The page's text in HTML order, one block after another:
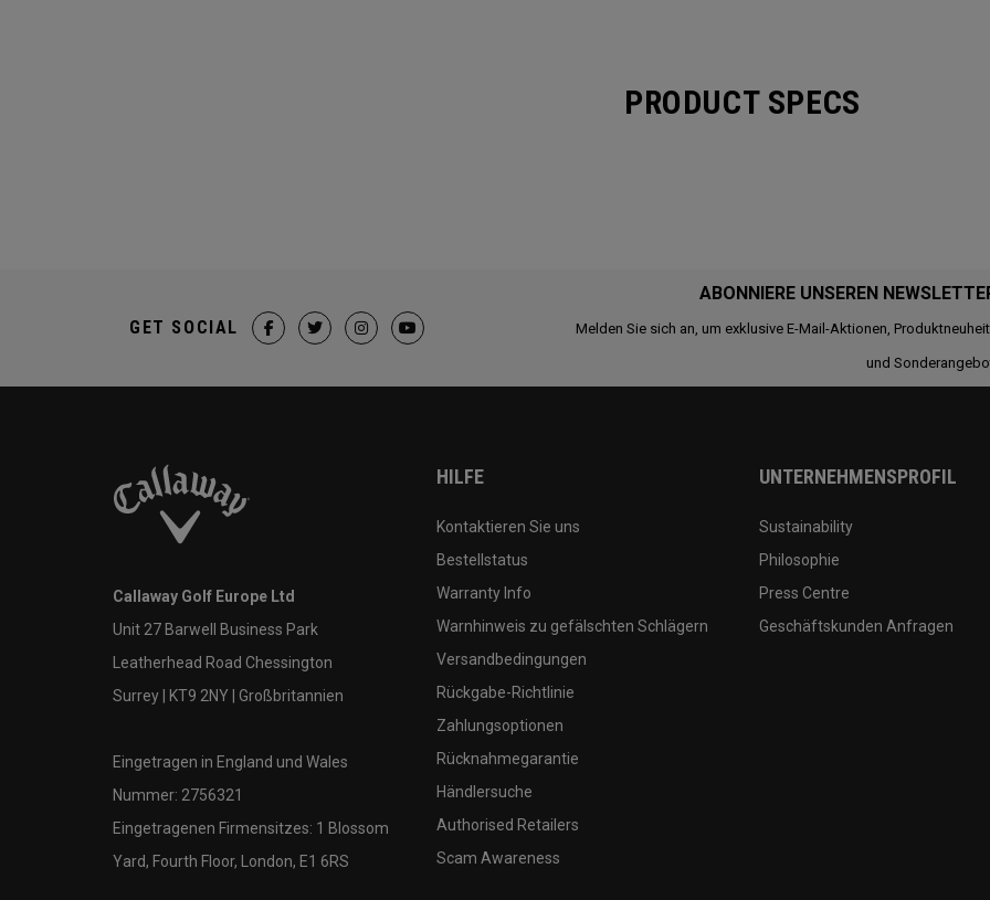
PRODUCT SPECS
ABONNIERE UNSEREN
Melden Sie sich an, um exklusive E-Mail-Aktionen,
und
GET SOCIAL
Callaway Golf Europe Ltd
Unit 27 Barwell Business Park
Leatherhead Road Chessington
Surrey | KT9 2NY | Großbritannien
Eingetragen in England und Wales
Nummer: 2756321
Eingetragenen Firmensitzes: 1 Blossom
Yard, Fourth Floor, London, E1 6RS
HILFE
Kontaktieren Sie uns
Bestellstatus
Warranty Info
Warnhinweis zu gefälschten Schlägern
Versandbedingungen
Rückgabe-Richtlinie
Zahlungsoptionen
Rücknahmegarantie
Händlersuche
Authorised Retailers
Scam Awareness
UNTERNEHMENSPROFIL
Sustainability
Philosophie
Press Centre
Geschäftskunden Anfragen